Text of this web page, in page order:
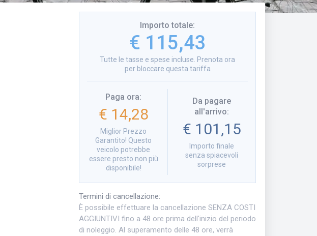
Importo totale:
€ 115,43
Tutte le tasse e spese incluse. Prenota ora
per bloccare questa tariffa
Paga ora:
€ 14,28
Miglior Prezzo
Garantito! Questo
veicolo potrebbe
essere presto non più
disponibile!
Da pagare
all'arrivo:
€ 101,15
Importo finale
senza spiacevoli
sorprese
Termini di cancellazione:
È possibile effettuare la cancellazione SENZA COSTI
AGGIUNTIVI fino a 48 ore prima dell'inizio del periodo
di noleggio. Al superamento delle 48 ore, verrà